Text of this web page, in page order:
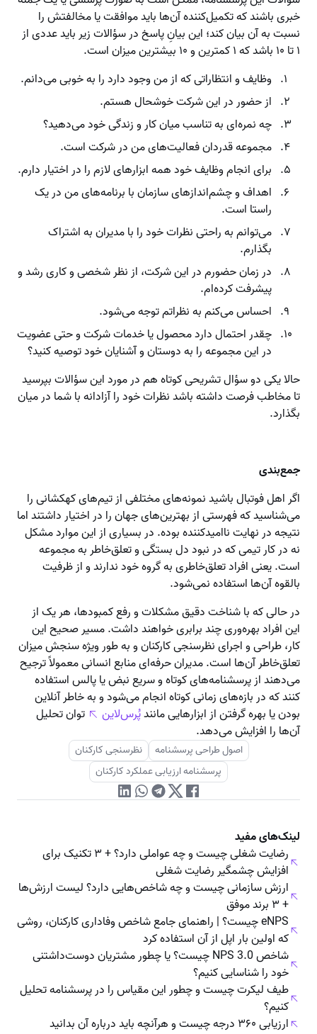
خبری باشند که تکمیل‌کننده آن‌ها باید موافقت یا مخالفتش را
نسبت به آن بیان کند؛ این بیانِ پاسخ در سؤالات زیر باید عددی از
۱ تا ۱۰ باشد که ۱ کمترین و ۱۰ بیشترین میزان است.
وظایف و انتظاراتی که از من وجود دارد را به خوبی می‌دانم.
از حضور در این شرکت خوشحال هستم.
چه نمره‌ای به تناسب میان کار و زندگی خود می‌دهید؟
مجموعه قدردان فعالیت‌های من در شرکت است.
برای انجام وظایف خود همه ابزارهای لازم را در اختیار دارم.
اهداف و چشم‌اندازهای سازمان با برنامه‌های من در یک
راستا است.
می‌توانم به راحتی نظرات خود را با مدیران به اشتراک
بگذارم.
در زمان حضورم در این شرکت، از نظر شخصی و کاری رشد و
پیشرفت کرده‌ام.
احساس می‌کنم به نظراتم توجه می‌شود.
چقدر احتمال دارد محصول یا خدمات شرکت و حتی عضویت
در این مجموعه را به دوستان و آشنایان خود توصیه کنید؟
حالا یکی دو سؤال تشریحی کوتاه هم در مورد این سؤالات بپرسید
تا مخاطب فرصت داشته باشد نظرات خود را آزادانه با شما در میان
بگذارد.
جمع‌بندی
اگر اهل فوتبال باشید نمونه‌های مختلفی از تیم‌های کهکشانی را
می‌شناسید که فهرستی از بهترین‌های جهان را در اختیار داشتند اما
نتیجه در نهایت ناامیدکننده بوده. در بسیاری از این موارد مشکل
نه در کار تیمی که در نبود دل بستگی و تعلق‌خاطر به مجموعه
است. یعنی افراد تعلق‌خاطری به گروه خود ندارند و از ظرفیت
بالقوه آن‌ها استفاده نمی‌شود.
در حالی که با شناخت دقیق مشکلات و رفع کمبودها، هر یک از
این افراد بهره‌وری چند برابری خواهند داشت. مسیر صحیح این
کار، طراحی و اجرای نظرسنجی کارکنان و به طور ویژه سنجش میزان
تعلق‌خاطر آن‌ها است. مدیران حرفه‌ای منابع انسانی معمولاً ترجیح
می‌دهند از پرسشنامه‌های کوتاه و سریع نبض یا پالس استفاده
کنند که در بازه‌های زمانی کوتاه انجام می‌شود و به خاطر آنلاین
بودن یا بهره گرفتن از ابزارهایی مانندپُرس‌لاین
توان تحلیل
آن‌ها را افزایش می‌دهد.
اصول طراحی پرسشنامه
نظرسنجی کارکنان
پرسشنامه ارزیابی عملکرد کارکنان
لینک‌های مفید
رضایت شغلی چیست و چه عواملی دارد؟ + ۳ تکنیک برای
افزایش چشمگیر رضایت شغلی
ارزش سازمانی چیست و چه شاخص‌هایی دارد؟ لیست ارزش‌ها
+ ۳ برند موفق
eNPS چیست؟ | راهنمای جامع شاخص وفاداری کارکنان، روشی
که اولین بار اپل از آن استفاده کرد
شاخص NPS 3.0 چیست؟ یا چطور مشتریان دوست‌داشتنی
خود را شناسایی کنیم؟
طیف لیکرت چیست و چطور این مقیاس را در پرسشنامه تحلیل
کنیم؟
ارزیابی ۳۶۰ درجه چیست و هرآنچه باید درباره‌ آن بدانید